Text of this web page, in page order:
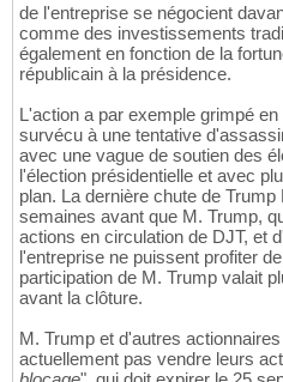
de l'entreprise se négocient
comme des investissements
également en fonction de la
républicain à la présidence.
L'action a par exemple grimpé
survécu à une tentative
avec une vague de soutien des
l'élection présidentielle et avec
plan. La dernière chute de
semaines avant que M. Trump,
actions en circulation de DJT, et
l'entreprise ne puissent profiter
participation de M. Trump valait
avant la clôture.
M. Trump et d'autres
actuellement pas vendre leurs